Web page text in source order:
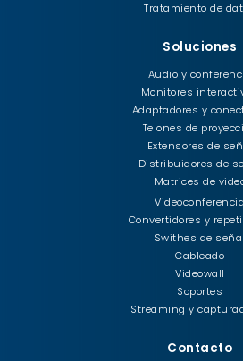
Tratamiento de
Soluciones
Audio y
Monitores
Adaptadores y
Telones de
Extensores de
Distribuidores de
Matrices de
Videoconferencia
Convertidores y
Swithes de señal
Cableado
Videowall
Soportes
Streaming y
Contacto